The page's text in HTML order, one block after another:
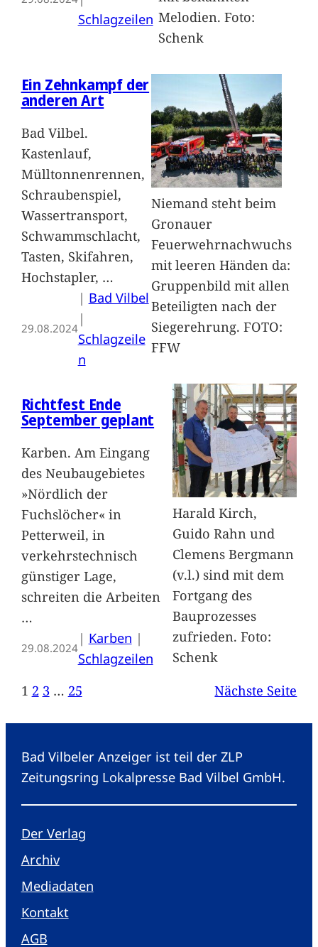
Schlagzeilen Melodien. Foto:
Schenk
Ein Zehnkampf der
anderen Art
Bad Vilbel.
Kastenlauf,
Mülltonnenrennen,
Schraubenspiel,
Wassertransport,
Schwammschlacht,
Tasten, Skifahren,
Hochstapler, …
29.08.2024
| Bad Vilbel
Schlagzeile
n
Niemand steht beim
Gronauer
Feuerwehrnachwuchs
mit leeren Händen da:
Gruppenbild mit allen
Beteiligten nach der
Siegerehrung. FOTO:
FFW
Richtfest Ende
September geplant
Karben. Am Eingang
des Neubaugebietes
»Nördlich der
Fuchslöcher« in
Petterweil, in
verkehrstechnisch
günstiger Lage,
schreiten die Arbeiten
…
29.08.2024
| Karben
Schlagzeilen
Harald Kirch,
Guido Rahn und
Clemens Bergmann
(v.l.) sind mit dem
Fortgang des
Bauprozesses
zufrieden. Foto:
Schenk
1 2 3 … 25 Nächste Seite
Bad Vilbeler Anzeiger ist teil der ZLP
Zeitungsring Lokalpresse Bad Vilbel GmbH.
Der Verlag
Archiv
Mediadaten
Kontakt
AGB